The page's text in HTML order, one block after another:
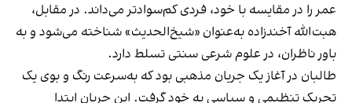
عمر را در مقایسه با خود، فردی کم‌سوادتر می‌داند. در مقابل،
هبت‌الله آخندزاده به‌عنوان «شیخ‌الحدیث» شناخته می‌شود و به
باور ناظران، در علوم شرعی سنتی تسلط دارد.
طالبان در آغاز یک جریان مذهبی بود که به‌سرعت رنگ و بوی یک
تحریک تنظیمی و سیاسی به خود گرفت. این جریان ابتدا